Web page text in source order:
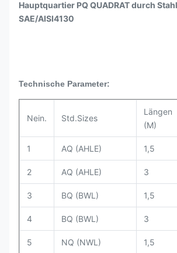
Hauptquartier PQ QUADRAT durch
SAE/AISI4130
Technische Parameter:
Nein. Std.Sizes
Längen
(M)
1 AQ (AHLE) 1,5
2 AQ (AHLE) 3
3 BQ (BWL) 1,5
4 BQ (BWL) 3
5 NQ (NWL) 1,5